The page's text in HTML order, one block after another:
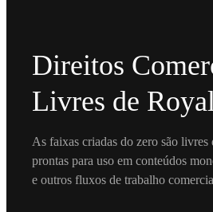
Direitos
Livres de
As faixas criadas do zero são livres
prontas para uso em conteúdos
e outros fluxos de trabalho